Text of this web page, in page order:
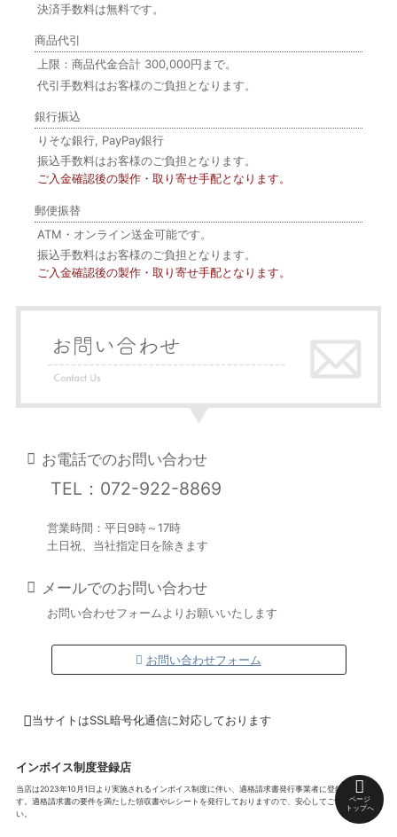
決済手数料は無料です。
商品代引
上限：商品代金合計 300,000円まで。
代引手数料はお客様のご負担となります。
銀行振込
りそな銀行, PayPay銀行
振込手数料はお客様のご負担となります。
ご入金確認後の製作・取り寄せ手配となります。
郵便振替
ATM・オンライン送金可能です。
振込手数料はお客様のご負担となります。
ご入金確認後の製作・取り寄せ手配となります。
お電話でのお問い合わせ
TEL：072-922-8869
営業時間：平日9時～17時
土日祝、当社指定日を除きます
メールでのお問い合わせ
お問い合わせフォームよりお願いいたします
お問い合わせフォーム
当サイトはSSL暗号化通信に対応しております
インボイス制度登録店
当店は2023年10月1日より実施されるインボイス制度に伴い、適格請求書発行事業者に登録済みで
す。適格請求書の要件を満たした領収書やレシートを発行しておりますので、安心してご利用くださ
い。
ページ
トップへ